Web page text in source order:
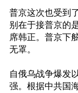
普京这次也受到
别在于接普京的
席韩正。普京下
无罩。
自俄乌战争爆发
强。根据中共国